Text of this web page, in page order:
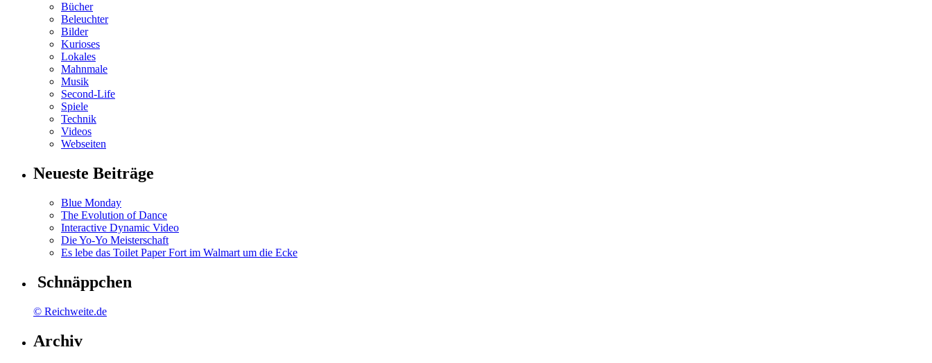
Bücher
Beleuchter
Bilder
Kurioses
Lokales
Mahnmale
Musik
Second-Life
Spiele
Technik
Videos
Webseiten
Neueste Beiträge
Blue Monday
The Evolution of Dance
Interactive Dynamic Video
Die Yo-Yo Meisterschaft
Es lebe das Toilet Paper Fort im Walmart um die Ecke
Schnäppchen
© Reichweite.de
Archiv